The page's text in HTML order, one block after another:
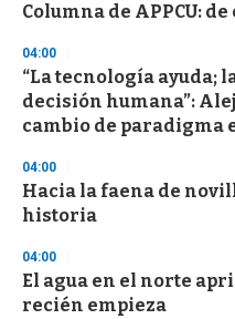
Columna de APPCU:
04:00
“La tecnología ayuda;
decisión humana”:
cambio de paradigma
04:00
Hacia la faena de
historia
04:00
El agua en el norte
recién empieza